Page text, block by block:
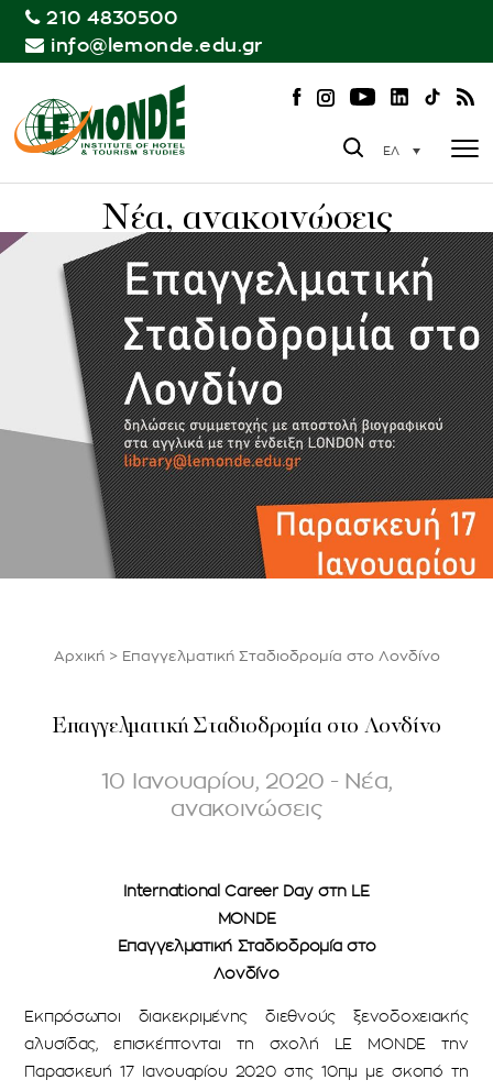
210 4830500
info@lemonde.edu.gr
ΕΛ
Νέα, ανακοινώσεις
Αρχική> Επαγγελματική Σταδιοδρομία στο Λονδίνο
Επαγγελματική Σταδιοδρομία στο Λονδίνο
10 Ιανουαρίου, 2020 - Νέα,
ανακοινώσεις
International Career Day στη LE
MONDE
Επαγγελματική Σταδιοδρομία στο
Λονδίνο
Εκπρόσωποι διακεκριμένης διεθνούς ξενοδοχειακής
αλυσίδας, επισκέπτονται τη σχολή LE MONDE την
Παρασκευή 17 Ιανουαρίου 2020 στις 10π.μ με σκοπό τη